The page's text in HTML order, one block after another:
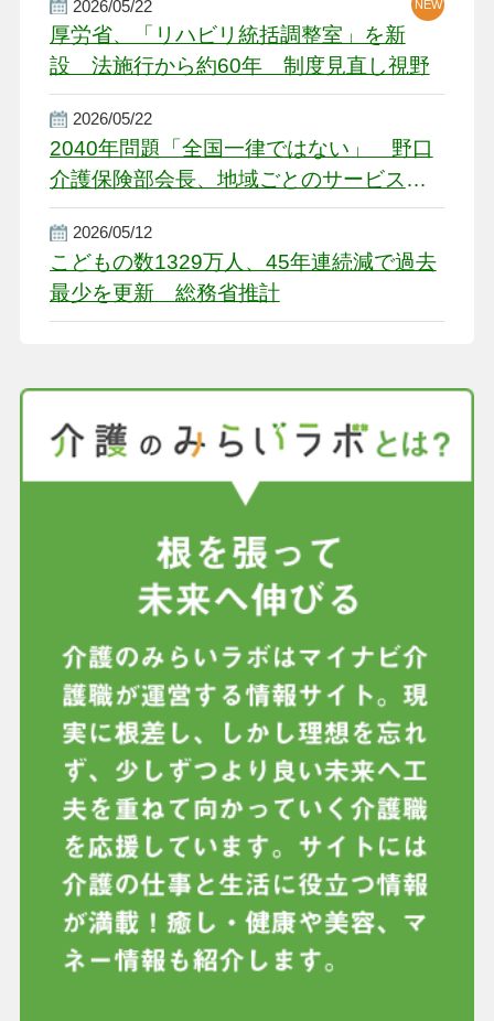
2026/05/22
厚労省、「リハビリ統括調整室」を新
設 法施行から約60年 制度見直し視野
NEW
2026/05/22
2040年問題「全国一律ではない」 野口
介護保険部会長、地域ごとのサービス基
盤整備を促す
2026/05/12
こどもの数1329万人、45年連続減で過去
最少を更新 総務省推計